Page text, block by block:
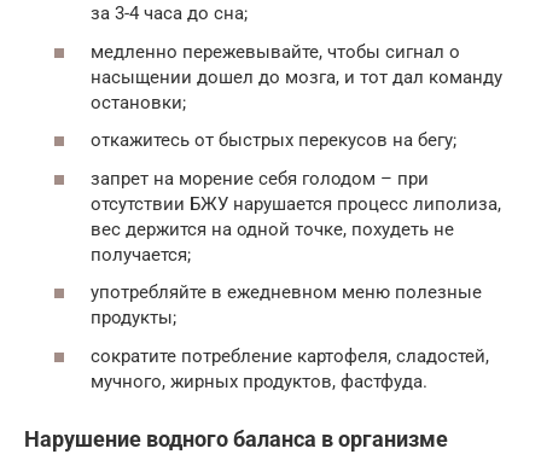
за 3-4 часа до сна;
медленно пережевывайте, чтобы сигнал о
насыщении дошел до мозга, и тот дал команду
остановки;
откажитесь от быстрых перекусов на бегу;
запрет на морение себя голодом – при
отсутствии БЖУ нарушается процесс липолиза,
вес держится на одной точке, похудеть не
получается;
употребляйте в ежедневном меню полезные
продукты;
сократите потребление картофеля, сладостей,
мучного, жирных продуктов, фастфуда.
Нарушение водного баланса в организме